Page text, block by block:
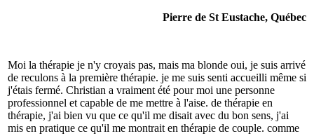
Pierre de St Eustache, Québec
Moi la thérapie je n'y croyais pas, mais ma blonde oui, je suis arrivé
de reculons à la première thérapie. je me suis senti accueilli même si
j'étais fermé. Christian a vraiment été pour moi une personne
professionnel et capable de me mettre à l'aise. de thérapie en
thérapie, j'ai bien vu que ce qu'il me disait avec du bon sens, j'ai
mis en pratique ce qu'il me montrait en thérapie de couple. comme